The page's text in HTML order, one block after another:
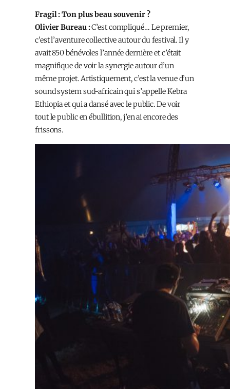
Fragil : Ton plus beau souvenir ?
Olivier Bureau :C’est compliqué… Le premier,
c’est l’aventure collective autour du festival. Il y
avait 850 bénévoles l’année dernière et c’était
magnifique de voir la synergie autour d’un
même projet. Artistiquement, c’est la venue d’un
sound system sud-africain qui s’appelle Kebra
Ethiopia et qui a dansé avec le public. De voir
tout le public en ébullition, j’en ai encore des
frissons.